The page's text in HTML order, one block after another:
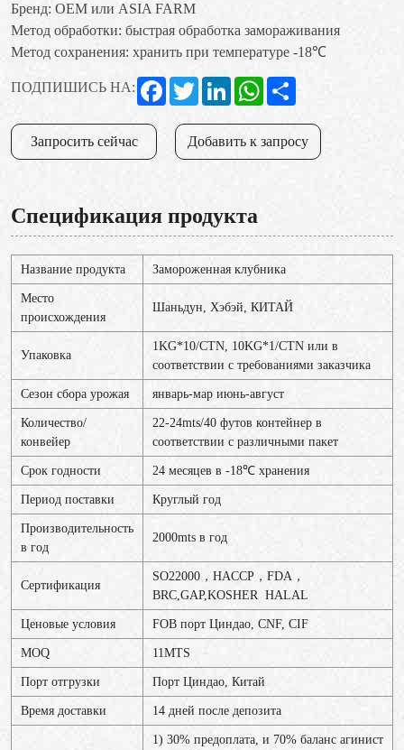
Бренд: OEM или ASIA FARM
Метод обработки: быстрая обработка замораживания
Метод сохранения: хранить при температуре -18℃
ПОДПИШИСЬ НА: FacebookTwitterLinkedInWhatsApp
Запросить сейчас Добавить к запросу
Спецификация продукта
Название продукта Замороженная клубника
Место
происхождения
Шаньдун, Хэбэй, КИТАЙ
Упаковка
1KG*10/CTN, 10KG*1/CTN или в
соответствии с требованиями заказчика
Сезон сбора урожая январь-мар июнь-август
Количество/
конвейер
22-24mts/40 футов контейнер в
соответствии с различными пакет
Срок годности 24 месяцев в -18℃ хранения
Период поставки Круглый год
Производительность
в год
2000mts в год
Сертификация
SO22000，HACCP，FDA，
BRC,GAP,KOSHER HALAL
Ценовые условия FOB порт Циндао, CNF, CIF
MOQ 11МТS
Порт отгрузки Порт Циндао, Китай
Время доставки 14 дней после депозита
1) 30% предоплата, и 70% баланс агинист